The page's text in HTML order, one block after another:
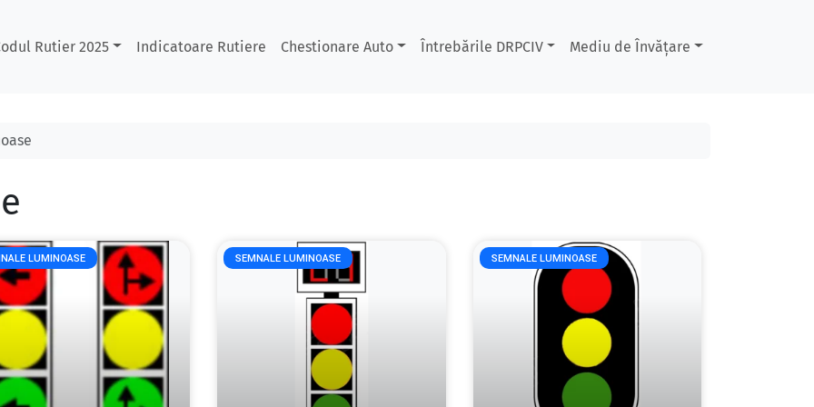
Rutier 2025 Indicatoare Rutiere Chestionare Auto Întrebările DRPCIV Mediu de Învățare
LUMINOASE SEMNALE LUMINOASE SEMNALE LUMINOASE